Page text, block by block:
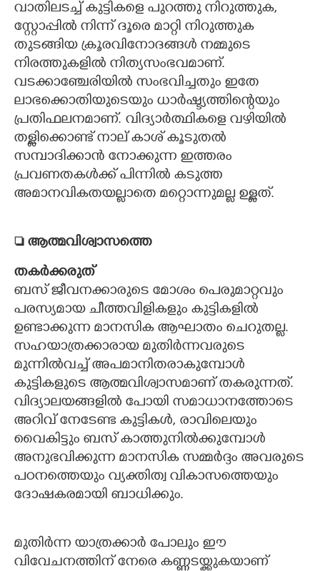
വാതിലടച്ച് കുട്ടികളെ പുറത്തു നിറുത്തുക,
സ്റ്റോപ്പിൽ നിന്ന് ദൂരെ മാറ്റി നിറുത്തുക
തുടങ്ങിയ ക്രൂരവിനോദങ്ങൾ നമ്മുടെ
നിരത്തുകളിൽ നിത്യസംഭവമാണ്.
വടക്കാഞ്ചേരിയിൽ സംഭവിച്ചതും ഇതേ
ലാഭക്കൊതിയുടെയും ധാർഷ്ട്യത്തിന്റെയും
പ്രതിഫലനമാണ്. വിദ്യാർത്ഥികളെ വഴിയിൽ
തള്ളിക്കൊണ്ട് നാല് കാശ് കൂടുതൽ
സമ്പാദിക്കാൻ നോക്കുന്ന ഇത്തരം
പ്രവണതകൾക്ക് പിന്നിൽ കടുത്ത
അമാനവികതയല്ലാതെ മറ്റൊന്നുമല്ല ഉള്ളത്.
 ആത്മവിശ്വാസത്തെ
തകർക്കരുത്
ബസ് ജീവനക്കാരുടെ മോശം പെരുമാറ്റവും
പരസ്യമായ ചീത്തവിളികളും കുട്ടികളിൽ
ഉണ്ടാക്കുന്ന മാനസിക ആഘാതം ചെറുതല്ല.
സഹയാത്രക്കാരായ മുതിർന്നവരുടെ
മുന്നിൽവച്ച് അപമാനിതരാകുമ്പോൾ
കുട്ടികളുടെ ആത്മവിശ്വാസമാണ് തകരുന്നത്.
വിദ്യാലയങ്ങളിൽ പോയി സമാധാനത്തോടെ
അറിവ് നേടേണ്ട കുട്ടികൾ, രാവിലെയും
വൈകിട്ടും ബസ് കാത്തുനിൽക്കുമ്പോൾ
അനുഭവിക്കുന്ന മാനസിക സമ്മർദ്ദം അവരുടെ
പഠനത്തെയും വ്യക്തിത്വ വികാസത്തെയും
ദോഷകരമായി ബാധിക്കും.
മുതിർന്ന യാത്രക്കാർ പോലും ഈ
വിവേചനത്തിന് നേരെ കണ്ണടയ്ക്കുകയാണ്